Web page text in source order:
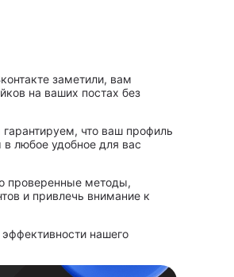
заметили, вам
на ваших постах без
что ваш профиль
в любое удобное для вас
проверенные методы,
и привлечь внимание к
нашего